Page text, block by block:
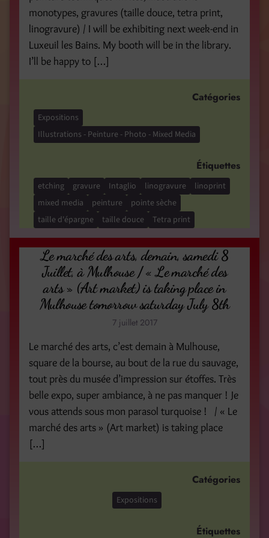
monotypes, gravures (taille douce, tetra print,
linogravure) / I will be exhibiting next week-end in
Luxeuil les Bains. My booth will be in the library.
I’ll be happy to […]
Catégories
Expositions
Illustrations - Peinture - Photo - Mixed Media
Étiquettes
etching gravure Intaglio linogravure
linoprint
mixed media
peinture
pointe sèche
taille d'épargne
taille douce Tetra print
Le marché des arts, demain, samedi 8
Juillet, à Mulhouse / « Le marché des
arts » (Art market) is taking place in
Mulhouse tomorrow saturday July 8th
7 juillet 2017
Le marché des arts, c’est demain à Mulhouse,
square de la bourse, au bout de la rue du sauvage,
tout près du musée d’impression sur étoffes. Très
belle expo, super ambiance, à ne pas manquer ! Je
vous attends sous mon parasol turquoise ! / « Le
marché des arts » (Art market) is taking place
[…]
Catégories
Expositions
Étiquettes